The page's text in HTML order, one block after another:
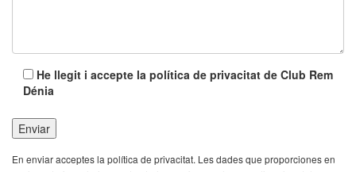
He llegit i accepte la política de privacitat de Club Rem
Dénia
En enviar acceptes la política de privacitat. Les dades que proporciones en